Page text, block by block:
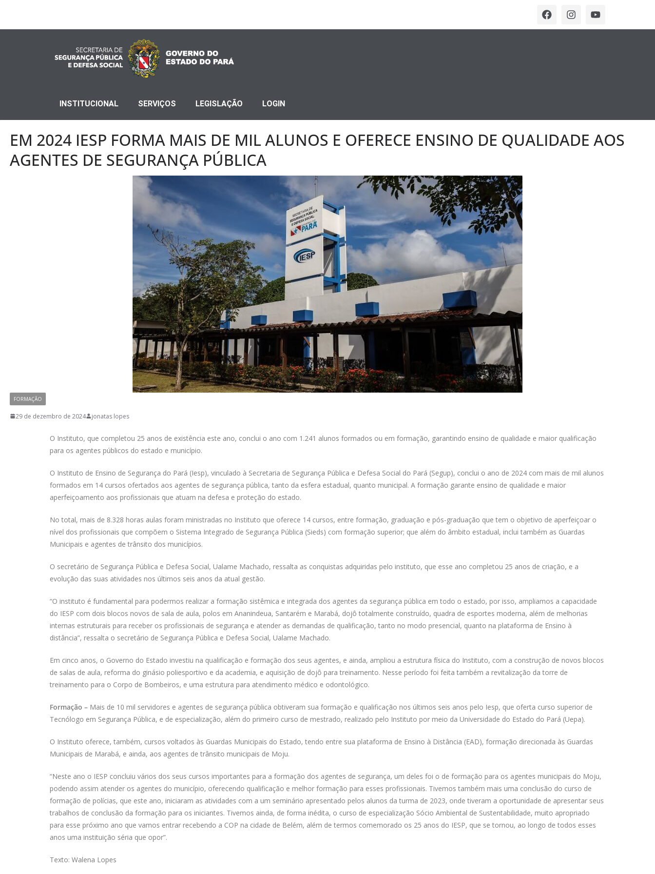
INSTITUCIONAL SERVIÇOS LEGISLAÇÃO LOGIN
EM 2024 IESP FORMA MAIS DE MIL ALUNOS E OFERECE ENSINO DE QUALIDADE AOS
AGENTES DE SEGURANÇA PÚBLICA
FORMAÇÃO
29 de dezembro de 2024 jonatas lopes
O Instituto, que completou 25 anos de existência este ano, conclui o ano com 1.241 alunos formados ou em formação, garantindo ensino de qualidade e maior qualificação
para os agentes públicos do estado e município.
O Instituto de Ensino de Segurança do Pará (Iesp), vinculado à Secretaria de Segurança Pública e Defesa Social do Pará (Segup), conclui o ano de 2024 com mais de mil alunos
formados em 14 cursos ofertados aos agentes de segurança pública, tanto da esfera estadual, quanto municipal. A formação garante ensino de qualidade e maior
aperfeiçoamento aos profissionais que atuam na defesa e proteção do estado.
No total, mais de 8.328 horas aulas foram ministradas no Instituto que oferece 14 cursos, entre formação, graduação e pós-graduação que tem o objetivo de aperfeiçoar o
nível dos profissionais que compõem o Sistema Integrado de Segurança Pública (Sieds) com formação superior; que além do âmbito estadual, inclui também as Guardas
Municipais e agentes de trânsito dos municípios.
O secretário de Segurança Pública e Defesa Social, Ualame Machado, ressalta as conquistas adquiridas pelo instituto, que esse ano completou 25 anos de criação, e a
evolução das suas atividades nos últimos seis anos da atual gestão.
“O instituto é fundamental para podermos realizar a formação sistêmica e integrada dos agentes da segurança pública em todo o estado, por isso, ampliamos a capacidade
do IESP com dois blocos novos de sala de aula, polos em Ananindeua, Santarém e Marabá, dojô totalmente construído, quadra de esportes moderna, além de melhorias
internas estruturais para receber os profissionais de segurança e atender as demandas de qualificação, tanto no modo presencial, quanto na plataforma de Ensino à
distância”, ressalta o secretário de Segurança Pública e Defesa Social, Ualame Machado.
Em cinco anos, o Governo do Estado investiu na qualificação e formação dos seus agentes, e ainda, ampliou a estrutura física do Instituto, com a construção de novos blocos
de salas de aula, reforma do ginásio poliesportivo e da academia, e aquisição de dojô para treinamento. Nesse período foi feita também a revitalização da torre de
treinamento para o Corpo de Bombeiros, e uma estrutura para atendimento médico e odontológico.
Formação – Mais de 10 mil servidores e agentes de segurança pública obtiveram sua formação e qualificação nos últimos seis anos pelo Iesp, que oferta curso superior de
Tecnólogo em Segurança Pública, e de especialização, além do primeiro curso de mestrado, realizado pelo Instituto por meio da Universidade do Estado do Pará (Uepa).
O Instituto oferece, também, cursos voltados às Guardas Municipais do Estado, tendo entre sua plataforma de Ensino à Distância (EAD), formação direcionada às Guardas
Municipais de Marabá, e ainda, aos agentes de trânsito municipais de Moju.
“Neste ano o IESP concluiu vários dos seus cursos importantes para a formação dos agentes de segurança, um deles foi o de formação para os agentes municipais do Moju,
podendo assim atender os agentes do município, oferecendo qualificação e melhor formação para esses profissionais. Tivemos também mais uma conclusão do curso de
formação de polícias, que este ano, iniciaram as atividades com a um seminário apresentado pelos alunos da turma de 2023, onde tiveram a oportunidade de apresentar seus
trabalhos de conclusão da formação para os iniciantes. Tivemos ainda, de forma inédita, o curso de especialização Sócio Ambiental de Sustentabilidade, muito apropriado
para esse próximo ano que vamos entrar recebendo a COP na cidade de Belém, além de termos comemorado os 25 anos do IESP, que se tornou, ao longo de todos esses
anos uma instituição séria que opor”.
Texto: Walena Lopes